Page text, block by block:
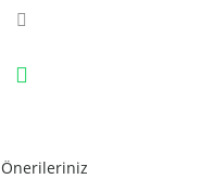
Önerileriniz